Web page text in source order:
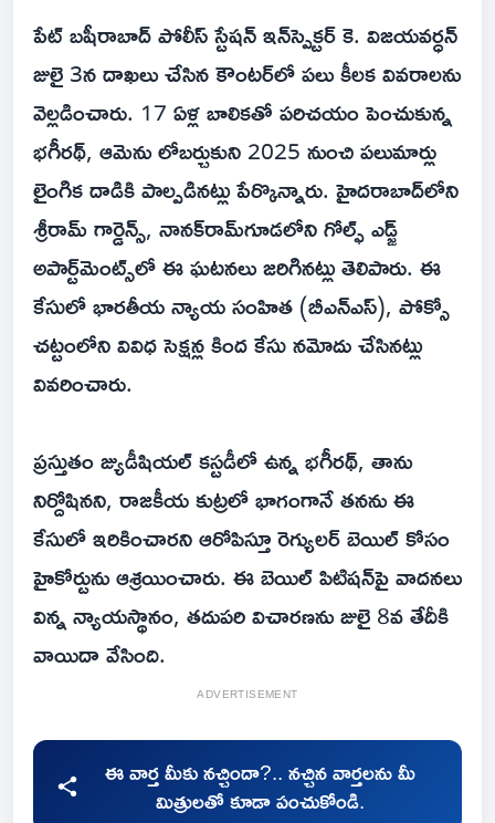
పేట్ బషీరాబాద్ పోలీస్ స్టేషన్ ఇన్‌స్పెక్టర్ కె. విజయవర్ధన్
జులై 3న దాఖలు చేసిన కౌంటర్‌లో పలు కీలక వివరాలను
వెల్లడించారు. 17 ఏళ్ల బాలికతో పరిచయం పెంచుకున్న
భగీరథ్, ఆమెను లోబర్చుకుని 2025 నుంచి పలుమార్లు
లైంగిక దాడికి పాల్పడినట్లు పేర్కొన్నారు. హైదరాబాద్‌లోని
శ్రీరామ్ గార్డెన్స్, నానక్‌రామ్‌గూడలోని గోల్ఫ్ ఎడ్జ్
అపార్ట్‌మెంట్స్‌లో ఈ ఘటనలు జరిగినట్లు తెలిపారు. ఈ
కేసులో భారతీయ న్యాయ సంహిత (బీఎన్ఎస్), పోక్సో
చట్టంలోని వివిధ సెక్షన్ల కింద కేసు నమోదు చేసినట్లు
వివరించారు.
ప్రస్తుతం జ్యుడీషియల్ కస్టడీలో ఉన్న భగీరథ్, తాను
నిర్దోషినని, రాజకీయ కుట్రలో భాగంగానే తనను ఈ
కేసులో ఇరికించారని ఆరోపిస్తూ రెగ్యులర్ బెయిల్ కోసం
హైకోర్టును ఆశ్రయించారు. ఈ బెయిల్ పిటిషన్‌పై వాదనలు
విన్న న్యాయస్థానం, తదుపరి విచారణను జులై 8వ తేదీకి
వాయిదా వేసింది.
ADVERTISEMENT
ఈ వార్త మీకు నచ్చిందా?.. నచ్చిన వార్తలను మీ
మిత్రులతో కూడా పంచుకోండి.